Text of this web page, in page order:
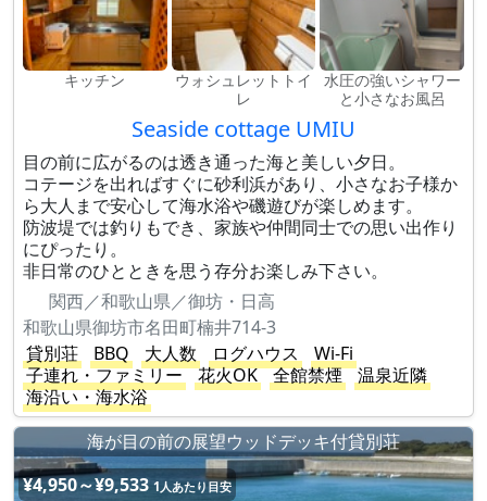
キッチン
ウォシュレットトイ
レ
水圧の強いシャワー
と小さなお風呂
Seaside cottage UMIU
目の前に広がるのは透き通った海と美しい夕日。
コテージを出ればすぐに砂利浜があり、小さなお子様か
ら大人まで安心して海水浴や磯遊びが楽しめます。
防波堤では釣りもでき、家族や仲間同士での思い出作り
にぴったり。
非日常のひとときを思う存分お楽しみ下さい。
関西／和歌山県／御坊・日高
和歌山県御坊市名田町楠井714-3
貸別荘
BBQ 大人数 ログハウス
Wi-Fi
子連れ・ファミリー
花火OK 全館禁煙
温泉近隣
海沿い・海水浴
海が目の前の展望ウッドデッキ付貸別荘
¥4,950～¥9,533 1人あたり目安